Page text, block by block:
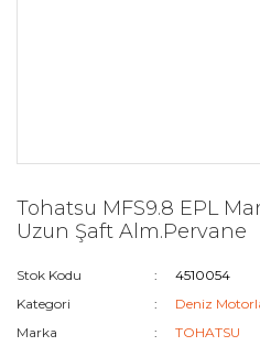
Tohatsu MFS9.8 EPL
Uzun Şaft Alm.Pervane
Stok Kodu
4510054
Kategori
Deniz
Marka
TOHATSU